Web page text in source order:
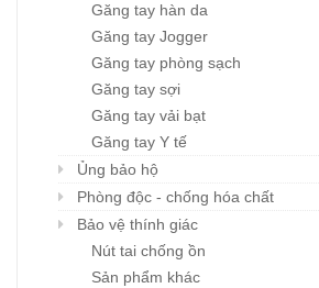
Găng tay hàn da
Găng tay Jogger
Găng tay phòng sạch
Găng tay sợi
Găng tay vải bạt
Găng tay Y tế
Ủng bảo hộ
Phòng độc - chống hóa chất
Bảo vệ thính giác
Nút tai chống ồn
Sản phẩm khác